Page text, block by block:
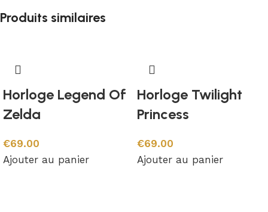
Produits similaires
Horloge Legend Of
Zelda
€69.00
Ajouter au panier
Horloge Twilight
Princess
€69.00
Ajouter au panier